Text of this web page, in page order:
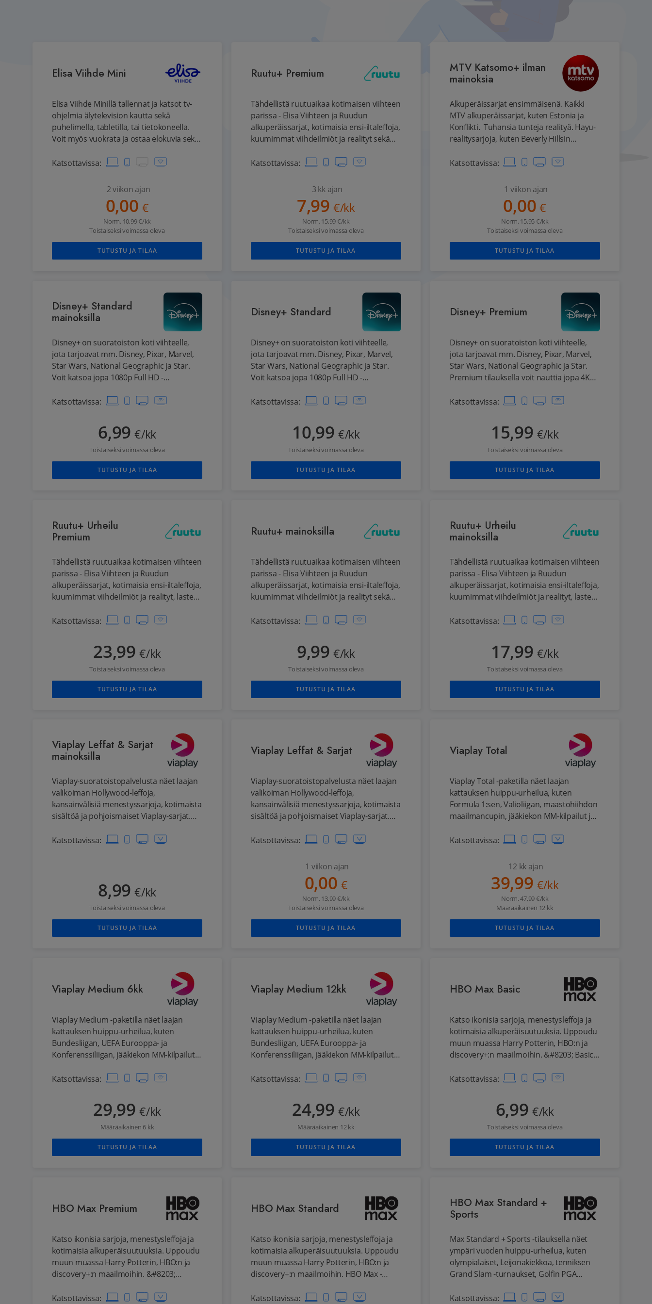
Elisa Viihde Mini
Elisa Viihde Minillä tallennat ja katsot tv-
ohjelmia älytelevision kautta sekä
puhelimella, tabletilla, tai tietokoneella.
Voit myös vuokrata ja ostaa elokuvia sekä
(mm. Viaplay ja HBO Nordic) sisältöjä.
Katsottavissa:
2 viikon ajan
0,00 €
Norm. 10,99€/kk
Toistaiseksi voimassa oleva
TUTUSTU JA TILAA
Ruutu+ Premium
Tähdellistä ruutuaikaa kotimaisen viihteen
parissa - Elisa Viihteen ja Ruudun
alkuperäissarjat, kotimaisia ensi-iltaleffoja,
kuumimmat viihdeilmiöt ja realityt sekä
Katsottavissa:
3 kk ajan
7,99 €/kk
Norm. 15,99€/kk
Toistaiseksi voimassa oleva
TUTUSTU JA TILAA
MTV Katsomo+ ilman
mainoksia
Alkuperäissarjat ensimmäisenä. Kaikki
MTV alkuperäissarjat, kuten Estonia ja
Konflikti. Tuhansia tunteja realityä. Hayu-
realitysarjoja, kuten Beverly Hillsin
hittisarjoja ja elokuvia. Pohjoismaiset
Wern, Top Dog sekä Beck-elokuvat.
Lastenohjelmat aina suomeksi puhuttuna.
Kattava valikoima lasten ja nuorten
Katsottavissa:
1 viikon ajan
0,00 €
Norm. 15,95€/kk
Toistaiseksi voimassa oleva
TUTUSTU JA TILAA
Disney+ Standard
mainoksilla
Disney+ on suoratoiston koti viihteelle,
jota tarjoavat mm. Disney, Pixar, Marvel,
Star Wars, National Geographic ja Star.
Voit katsoa jopa 1080p Full HD -
äänentoistosta. Voit katsoa kahdella
Katsottavissa:
6,99 €/kk
Toistaiseksi voimassa oleva
TUTUSTU JA TILAA
Disney+ Standard
Disney+ on suoratoiston koti viihteelle,
jota tarjoavat mm. Disney, Pixar, Marvel,
Star Wars, National Geographic ja Star.
Voit katsoa jopa 1080p Full HD -
äänentoistosta. Voit katsoa kahdella
Katsottavissa:
10,99 €/kk
Toistaiseksi voimassa oleva
TUTUSTU JA TILAA
Disney+ Premium
Disney+ on suoratoiston koti viihteelle,
jota tarjoavat mm. Disney, Pixar, Marvel,
Star Wars, National Geographic ja Star.
Premium tilauksella voit nauttia jopa 4K
Atmos -äänentoistosta. Voit katsoa
Katsottavissa:
15,99 €/kk
Toistaiseksi voimassa oleva
TUTUSTU JA TILAA
Ruutu+ Urheilu
Premium
Tähdellistä ruutuaikaa kotimaisen viihteen
parissa - Elisa Viihteen ja Ruudun
alkuperäissarjat, kotimaisia ensi-iltaleffoja,
kuumimmat viihdeilmiöt ja realityt, lasten
yksinoikeudella.
Katsottavissa:
23,99 €/kk
Toistaiseksi voimassa oleva
TUTUSTU JA TILAA
Ruutu+ mainoksilla
Tähdellistä ruutuaikaa kotimaisen viihteen
parissa - Elisa Viihteen ja Ruudun
alkuperäissarjat, kotimaisia ensi-iltaleffoja,
kuumimmat viihdeilmiöt ja realityt sekä
Katsottavissa:
9,99 €/kk
Toistaiseksi voimassa oleva
TUTUSTU JA TILAA
Ruutu+ Urheilu
mainoksilla
Tähdellistä ruutuaikaa kotimaisen viihteen
parissa - Elisa Viihteen ja Ruudun
alkuperäissarjat, kotimaisia ensi-iltaleffoja,
kuumimmat viihdeilmiöt ja realityt, lasten
yksinoikeudella.
Katsottavissa:
17,99 €/kk
Toistaiseksi voimassa oleva
TUTUSTU JA TILAA
Viaplay Leffat & Sarjat
mainoksilla
Viaplay-suoratoistopalvelusta näet laajan
valikoiman Hollywood-leffoja,
kansainvälisiä menestyssarjoja, kotimaista
sisältöä ja pohjoismaiset Viaplay-sarjat.
lastenohjelmia. Elokuvat ja sarjat kulkevat
Tilaus ei sisällä offline-toimintoa. Näet
samat sisällöt kuin Viaplay Leffat & Sarjat -
paketilla, mutta sisällöissä on
mainoskatkoja aivan kuten tavallisilla TV-
Katsottavissa:
8,99 €/kk
Toistaiseksi voimassa oleva
TUTUSTU JA TILAA
Viaplay Leffat & Sarjat
Viaplay-suoratoistopalvelusta näet laajan
valikoiman Hollywood-leffoja,
kansainvälisiä menestyssarjoja, kotimaista
sisältöä ja pohjoismaiset Viaplay-sarjat.
lastenohjelmia. Elokuvat ja sarjat kulkevat
tietokoneen ruudulta tai puhelimesta,
tabletista, pelikonsolista ja smart tv:stä.
Katsottavissa:
1 viikon ajan
0,00 €
Norm. 13,99€/kk
Toistaiseksi voimassa oleva
TUTUSTU JA TILAA
Viaplay Total
Viaplay Total -paketilla näet laajan
kattauksen huippu-urheilua, kuten
Formula 1:sen, Valioliigan, maastohiihdon
maailmancupin, jääkiekon MM-kilpailut ja
sarjoja. Lisäksi palvelusta löytyy kattava
Katsottavissa:
12 kk ajan
39,99 €/kk
Norm.47,99€/kk
Määräaikainen 12 kk
TUTUSTU JA TILAA
Viaplay Medium 6kk
Viaplay Medium -paketilla näet laajan
kattauksen huippu-urheilua, kuten
Bundesliigan, UEFA Eurooppa- ja
Konferenssiliigan, jääkiekon MM-kilpailut,
valikoiman Hollywood-leffoja,
sisältöä ja pohjoismaiset Viaplay-sarjat.
Lisäksi palvelusta löytyy kattava valikoima
lastenohjelmia. Sisällöt kulkevat mukana
kaikissa laitteissasi: katso tietokoneen
ruudulta tai puhelimesta, tabletista,
Katsottavissa:
29,99 €/kk
Määräaikainen 6 kk
TUTUSTU JA TILAA
Viaplay Medium 12kk
Viaplay Medium -paketilla näet laajan
kattauksen huippu-urheilua, kuten
Bundesliigan, UEFA Eurooppa- ja
Konferenssiliigan, jääkiekon MM-kilpailut,
valikoiman Hollywood-leffoja,
sisältöä ja pohjoismaiset Viaplay-sarjat.
Lisäksi palvelusta löytyy kattava valikoima
lastenohjelmia. Sisällöt kulkevat mukana
kaikissa laitteissasi: katso tietokoneen
ruudulta tai puhelimesta, tabletista,
Katsottavissa:
24,99 €/kk
Määräaikainen 12 kk
TUTUSTU JA TILAA
HBO Max Basic
Katso ikonisia sarjoja, menestysleffoja ja
kotimaisia alkuperäisuutuuksia. Uppoudu
muun muassa Harry Potterin, HBO:n ja
discovery+:n maailmoihin. &#8203; Basic
videoresoluutiolla. Tilaukseen sisältyy
samanaikaisesti.
Katsottavissa:
6,99 €/kk
Toistaiseksi voimassa oleva
TUTUSTU JA TILAA
HBO Max Premium
Katso ikonisia sarjoja, menestysleffoja ja
kotimaisia alkuperäisuutuuksia. Uppoudu
muun muassa Harry Potterin, HBO:n ja
discovery+:n maailmoihin. &#8203;
UHD- ja HDR-kuvanlaadusta sekä Dolby
Katsottavissa:
HBO Max Standard
Katso ikonisia sarjoja, menestysleffoja ja
kotimaisia alkuperäisuutuuksia. Uppoudu
muun muassa Harry Potterin, HBO:n ja
discovery+:n maailmoihin. HBO Max -
osoitteessa elisaviihde.fi/hbomax.
Katsottavissa:
HBO Max Standard +
Sports
Max Standard + Sports -tilauksella näet
ympäri vuoden huippu-urheilua, kuten
olympialaiset, Leijonakiekkoa, tenniksen
Grand Slam -turnaukset, Golfin PGA
snookeria. Urheilun lisäksi näet HBO:n ja
Katsottavissa: